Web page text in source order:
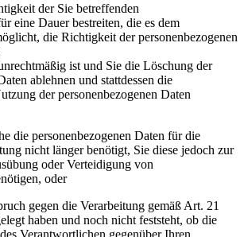
der Sie betreffenden
eine Dauer bestreiten, die es dem
die Richtigkeit der personenbezogenen
ist und Sie die Löschung der
ablehnen und stattdessen die
der personenbezogenen Daten
die personenbezogenen Daten für die
nicht länger benötigt, Sie diese jedoch zur
oder Verteidigung von
oder
gegen die Verarbeitung gemäß Art. 21
haben und noch nicht feststeht, ob die
Verantwortlichen gegenüber Ihren